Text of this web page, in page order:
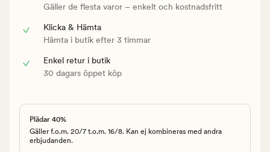
Gäller de flesta varor – enkelt och kostnadsfritt
Klicka & Hämta
Hämta i butik efter 3 timmar
Enkel retur i butik
30 dagars öppet köp
Plädar 40%
Gäller f.o.m. 20/7 t.o.m. 16/8. Kan ej kombineras med andra
erbjudanden.